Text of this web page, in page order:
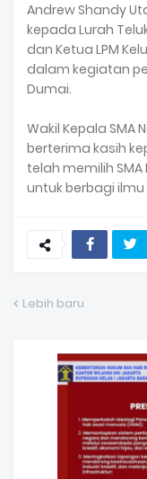
Andrew Shandy
kepada Lurah
dan Ketua LPM
dalam kegiatan
Dumai.
Wakil Kepala SMA
berterima kasih
telah memilih
untuk berbagi
Lebih baru